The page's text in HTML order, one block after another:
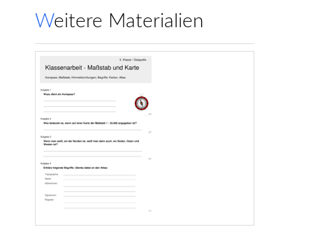
Weitere Materialien